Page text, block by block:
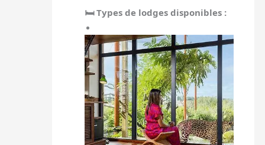
🛏️ Types de lodges disponibles :